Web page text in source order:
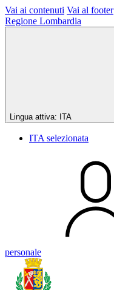
Vai ai contenuti Vai al footer
Regione Lombardia
Lingua attiva: ITA
ITA selezionata
personale